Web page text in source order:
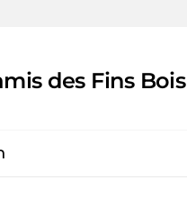
des Fins Bois